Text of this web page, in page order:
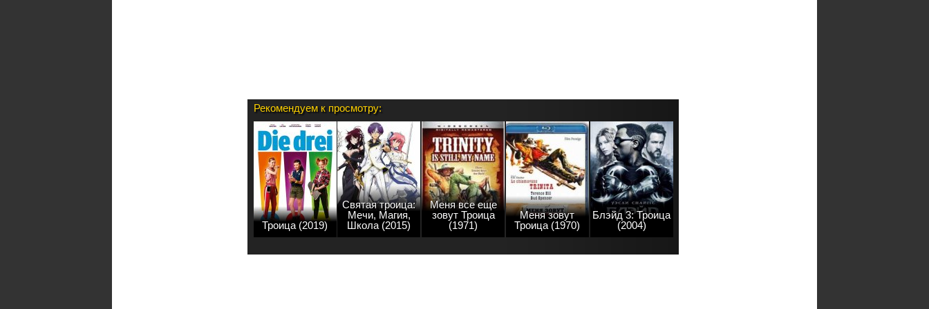
Рекомендуем к просмотру:
Троица (2019)
Святая троица:
Мечи, Магия,
Школа (2015)
Меня все еще
зовут Троица
(1971)
Меня зовут
Троица (1970)
Блэйд 3: Троица
(2004)